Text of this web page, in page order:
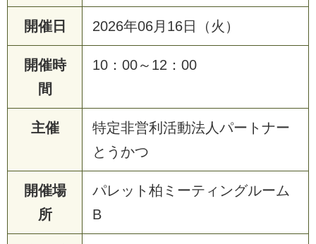
開催日 2026年06月16日（火）
開催時
間
10：00～12：00
主催
特定非営利活動法人パートナー
とうかつ
開催場
所
パレット柏ミーティングルーム
B